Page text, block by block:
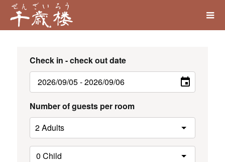
Check in - check out date
Number of guests per room